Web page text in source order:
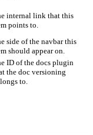
internal link that this
points to.
side of the navbar this
should appear on.
ID of the docs plugin
the doc versioning
to.